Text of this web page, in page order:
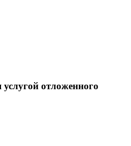
услугой отложенного